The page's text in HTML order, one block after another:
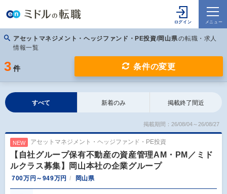
アセットマネジメント・ヘッジファンド・PE投資/岡山県の転職・求人
情報一覧
3 件 条件の変更
すべて 新着のみ 掲載終了間近
掲載期間：26/08/04～26/08/27
NEW アセットマネジメント・ヘッジファンド・PE投資
【自社グループ保有不動産の資産管理AM・PM／ミド
ルクラス募集】岡山本社の企業グループ
700万円～949万円 岡山県